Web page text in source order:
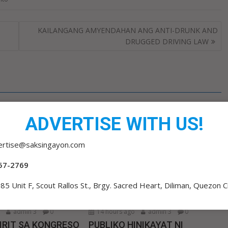
KAILANGANG AMYENDAHAN ANG ANTI-DRUNK AND
DRUGGED DRIVING LAW
admin 3 0
SA KONGRESO
14 hours ago admin 3 0
PUBLIKO HINIKAYAT NI
ADVERTISE WITH US!
2769
Unit F, Scout Rallos St., Brgy. Sacred Heart, Diliman, Quezon